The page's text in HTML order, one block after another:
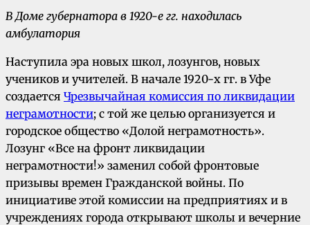
В Доме губернатора в 1920-е гг. находилась
амбулатория
Наступила эра новых школ, лозунгов, новых
учеников и учителей. В начале 1920-х гг. в Уфе
создается Чрезвычайная комиссия по ликвидации
неграмотности; с той же целью организуется и
городское общество «Долой неграмотность».
Лозунг «Все на фронт ликвидации
неграмотности!» заменил собой фронтовые
призывы времен Гражданской войны. По
инициативе этой комиссии на предприятиях и в
учреждениях города открывают школы и вечерние